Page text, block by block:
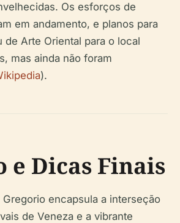
Os esforços de
em andamento, e planos para
de Arte Oriental para o local
mas ainda não foram
).
e Dicas Finais
Gregorio encapsula a interseção
de Veneza e a vibrante